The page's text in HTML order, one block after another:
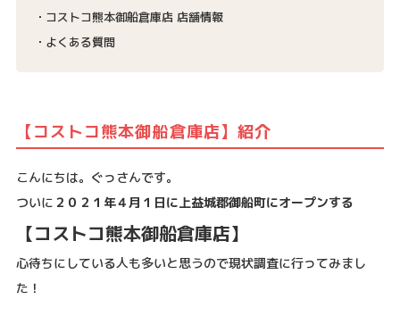
コストコ熊本御船倉庫店 店舗情報
よくある質問
【コストコ熊本御船倉庫店】紹介
こんにちは。ぐっさんです。
ついに ２０２１年４月１日に上益城郡御船町にオープンする
【コストコ熊本御船倉庫店】
心待ちにしている人も多いと思うので現状調査に行ってみまし
た！